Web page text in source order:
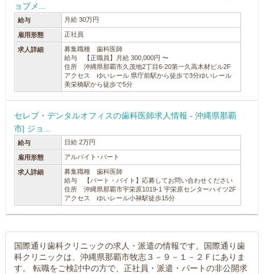
ョブメ...
給与 月給 30万円
雇用形態 正社員
求人詳細
募集職種 歯科医師
給与 【正職員】月給 300,000円 〜
住所 沖縄県那覇市久茂地2丁目6-20第一久高木材ビル2F
アクセス ゆいレール 県庁前駅から徒歩で3分ゆいレール
美栄橋駅から徒歩で5分
セレブ・デンタルオフィスの歯科医師求人情報 - 沖縄県那覇
市| ジョ...
給与 日給 2万円
雇用形態 アルバイト･パート
求人詳細
募集職種 歯科医師
給与 【パート・バイト】応募してお問い合わせください
住所 沖縄県那覇市宇栄原1019-1 宇栄原センターハイツ2F
アクセス ゆいレール小禄駅徒歩15分
国際通り歯科クリニックの求人・派遣の情報です。国際通り歯
科クリニックは、沖縄県那覇市牧志３－９－１－２Ｆにありま
す。 転職をご検討中の方で、正社員・派遣・パートの非公開求